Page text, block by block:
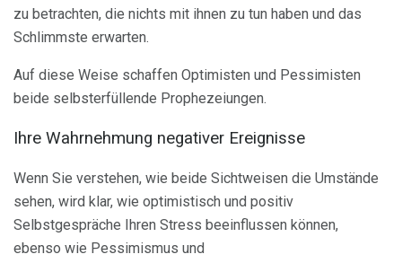
zu betrachten, die nichts mit ihnen zu tun haben und das
Schlimmste erwarten.
Auf diese Weise schaffen Optimisten und Pessimisten
beide selbsterfüllende Prophezeiungen.
Ihre Wahrnehmung negativer Ereignisse
Wenn Sie verstehen, wie beide Sichtweisen die Umstände
sehen, wird klar, wie optimistisch und positiv
Selbstgespräche Ihren Stress beeinflussen können,
ebenso wie Pessimismus und